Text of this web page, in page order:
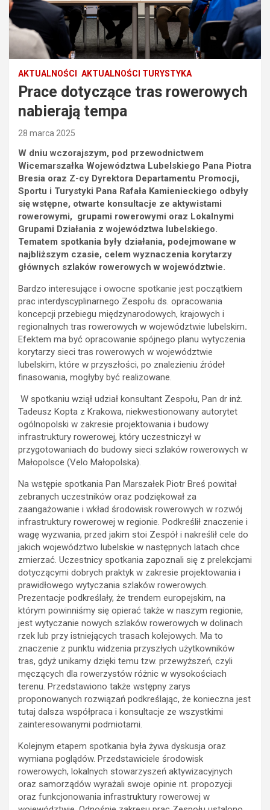
AKTUALNOŚCI AKTUALNOŚCI TURYSTYKA
Prace dotyczące tras rowerowych
nabierają tempa
28 marca 2025
W dniu wczorajszym, pod przewodnictwem
Wicemarszałka Województwa Lubelskiego Pana Piotra
Bresia oraz Z-cy Dyrektora Departamentu Promocji,
Sportu i Turystyki Pana Rafała Kamienieckiego odbyły
się wstępne, otwarte konsultacje ze aktywistami
rowerowymi, grupami rowerowymi oraz Lokalnymi
Grupami Działania z województwa lubelskiego.
Tematem spotkania były działania, podejmowane w
najbliższym czasie, celem wyznaczenia korytarzy
głównych szlaków rowerowych w województwie.
Bardzo interesujące i owocne spotkanie jest początkiem
prac interdyscyplinarnego Zespołu ds. opracowania
koncepcji przebiegu międzynarodowych, krajowych i
regionalnych tras rowerowych w województwie lubelskim.
Efektem ma być opracowanie spójnego planu wytyczenia
korytarzy sieci tras rowerowych w województwie
lubelskim, które w przyszłości, po znalezieniu źródeł
finasowania, mogłyby być realizowane.
W spotkaniu wziął udział konsultant Zespołu, Pan dr inż.
Tadeusz Kopta z Krakowa, niekwestionowany autorytet
ogólnopolski w zakresie projektowania i budowy
infrastruktury rowerowej, który uczestniczył w
przygotowaniach do budowy sieci szlaków rowerowych w
Małopolsce (Velo Małopolska).
Na wstępie spotkania Pan Marszałek Piotr Breś powitał
zebranych uczestników oraz podziękował za
zaangażowanie i wkład środowisk rowerowych w rozwój
infrastruktury rowerowej w regionie. Podkreślił znaczenie i
wagę wyzwania, przed jakim stoi Zespół i nakreślił cele do
jakich województwo lubelskie w następnych latach chce
zmierzać. Uczestnicy spotkania zapoznali się z prelekcjami
dotyczącymi dobrych praktyk w zakresie projektowania i
prawidłowego wytyczania szlaków rowerowych.
Prezentacje podkreślały, że trendem europejskim, na
którym powinniśmy się opierać także w naszym regionie,
jest wytyczanie nowych szlaków rowerowych w dolinach
rzek lub przy istniejących trasach kolejowych. Ma to
znaczenie z punktu widzenia przyszłych użytkowników
tras, gdyż unikamy dzięki temu tzw. przewyższeń, czyli
męczących dla rowerzystów różnic w wysokościach
terenu. Przedstawiono także wstępny zarys
proponowanych rozwiązań podkreślając, że konieczna jest
tutaj dalsza współpraca i konsultacje ze wszystkimi
zainteresowanymi podmiotami.
Kolejnym etapem spotkania była żywa dyskusja oraz
wymiana poglądów. Przedstawiciele środowisk
rowerowych, lokalnych stowarzyszeń aktywizacyjnych
oraz samorządów wyrażali swoje opinie nt. propozycji
oraz funkcjonowania infrastruktury rowerowej w